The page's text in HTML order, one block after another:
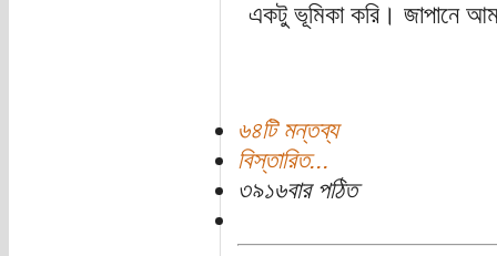
একটু ভূমিকা করি। জাপানে
৬৪টি মন্তব্য
বিস্তারিত...
৩৯১৬বার পঠিত